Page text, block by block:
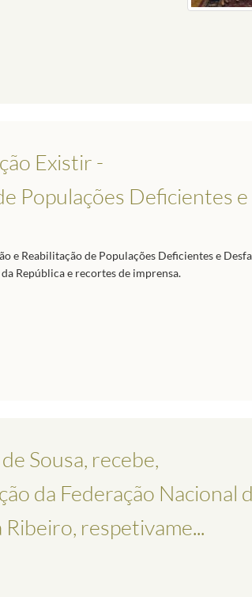
Existir -
Populações Deficientes e
e Reabilitação de Populações Deficientes e
República e recortes de imprensa.
Sousa, recebe,
da Federação Nacional
respetivame...